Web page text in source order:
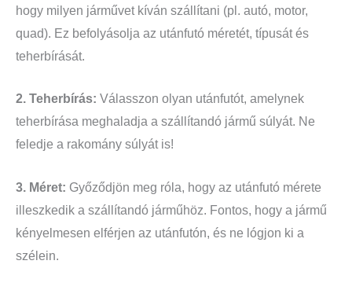
hogy milyen járművet kíván szállítani (pl. autó, motor,
quad). Ez befolyásolja az utánfutó méretét, típusát és
teherbírását.
2. Teherbírás: Válasszon olyan utánfutót, amelynek
teherbírása meghaladja a szállítandó jármű súlyát. Ne
feledje a rakomány súlyát is!
3. Méret: Győződjön meg róla, hogy az utánfutó mérete
illeszkedik a szállítandó járműhöz. Fontos, hogy a jármű
kényelmesen elférjen az utánfutón, és ne lógjon ki a
szélein.